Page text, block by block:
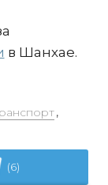
в Шанхае.
,
(6)